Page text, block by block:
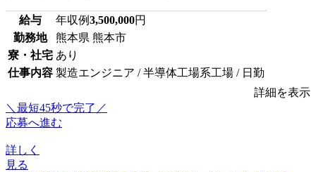
給与 年収例3,500,000円
勤務地
熊本県 熊本市
寮・社宅 あり
仕事内容 製造エンジニア / 半導体工場系工場 / 日勤
詳細を表示
＼最短45秒で完了／
応募へ進む
詳しく
見る